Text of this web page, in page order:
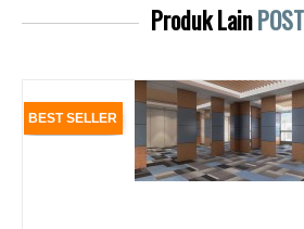
Produk Lain
BEST SELLER